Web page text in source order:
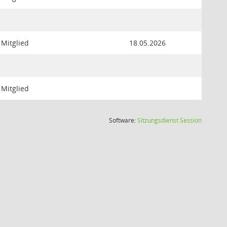
Mitglied 18.05.2026
Mitglied
Software:SitzungsdienstSession(Wird in